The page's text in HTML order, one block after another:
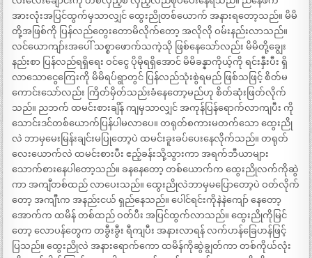
အားလုံးအပြင်ထွက်မှသာလျှင် ထွေးညိုတစ်ယောက် အနားရတော့သည်။ မိမိ
တို့အဖြစ်ကို ပြန်လည်တွေးတောမိလိုက်တော့ အလိုလို ဝမ်းနည်းလာသည်။
လင်ယောကျာ်းအပေါ် သစ္စာဖောက်သကဲ့သို ဖြစ်နေသော်လည်း မိမိတို့ချွေး
နည်းစာ ပြန်လည်ရရှိရေး ဝင်ငွေ ပိုမိုရရှိအောင် မိမိခန္နာကိုယ့်ကို ရင်းနှီးပီး ရှိ
လာသောငွေကြေးကို မိမိရပ်ရွာတွင် ပြန်လည်သုံးစွဲရမည် ဖြစ်သဖြင့် စိတ်မ
ကောင်းသော်လည်း ကြိတ်မှိတ်သည်းခံနေတော့မည်ဟု စိတ်ဆုံးဖြတ်လိုက်
သည်။ ညဘက် ထမင်းစားချိန် ကျမှသာလျှင် အကုန်ပြန်ရောက်လာကျပီး ကို
သောင်းဒင်တစ်ယောက်ပြန်ပါမလာပေ။ တရုတ်စကားမတက်သော ထွေးညို
လဲ ဘာမှမေးမြန်းချင်းမပြုတော့ပဲ ထမင်းခူးခပ်ပေးနေလိုက်သည်။ တရုတ်
လေးယောက်လဲ ထမင်းစားပီး ဧည့်ခန်းသို့သွားကာ အရက်ဘီယာများ
သောက်စားနေပါတော့သည်။ ခနနေတော့ တစ်ယောက်က ထွေးညိုလက်ကိုဆွဲ
ကာ အကျီတစ်ထည် လာပေးသည်။ ထွေးညိုလဲဘာမှမပြောတော့ပဲ ဝတ်လိုက်
တော့ အကျီၤက အနည်းငယ် ရှည်နေသည်။ ပေါင်ရင်းကိုနဲနဲကျော် နေတော့
အောက်က ထမိန် တစ်ထည် ဝတ်ပီး အပြင်ထွက်လာသည်။ ထွေးညိုကိုမြင်
တော့ လောပန်တွေက တခွီးခွီး ရီကျပီး အနားလာရန် လက်ဟန်ခြေဟန်ဖြင့်
ပြသည်။ ထွေးညိုလဲ အနားရောက်ကော ထမိန်ကိုဆွဲချွတ်ကာ တစ်ကိုယ်လုံး